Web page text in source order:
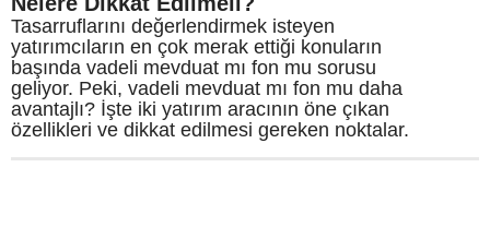
Tasarruflarını değerlendirmek isteyen
yatırımcıların en çok merak ettiği konuların
başında vadeli mevduat mı fon mu sorusu
geliyor. Peki, vadeli mevduat mı fon mu daha
avantajlı? İşte iki yatırım aracının öne çıkan
özellikleri ve dikkat edilmesi gereken noktalar.